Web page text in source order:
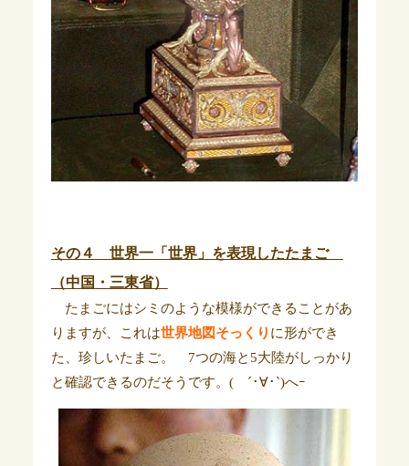
その４ 世界一「世界」を表現したたまご
（中国・三東省）
たまごにはシミのような模様ができることがあ
りますが、これは世界地図そっくり に形ができ
た、珍しいたまご。 7つの海と5大陸がしっかり
と確認できるのだそうです。( ´･∀･`)へｰ